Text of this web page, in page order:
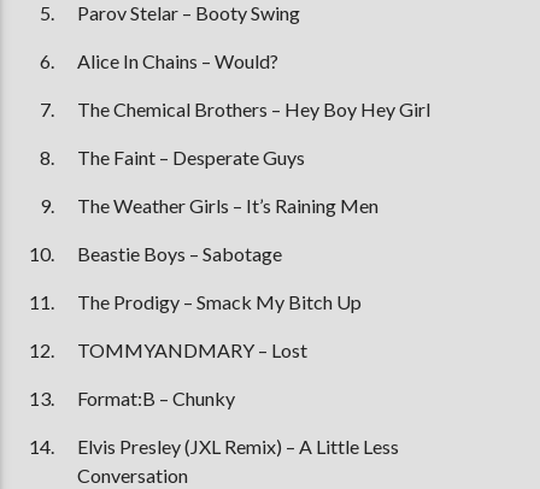
Parov Stelar – Booty Swing
Alice In Chains – Would?
The Chemical Brothers – Hey Boy Hey Girl
The Faint – Desperate Guys
The Weather Girls – It’s Raining Men
Beastie Boys – Sabotage
The Prodigy – Smack My Bitch Up
TOMMYANDMARY – Lost
Format:B – Chunky
Elvis Presley (JXL Remix) – A Little Less
Conversation